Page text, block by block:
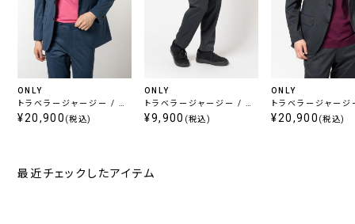
ONLY
トラベラージャージー / セ
ットアップジャケット ブルー
¥20,900 (税込)
ONLY
トラベラージャージー / セ
ットアップパンツ チャコー
¥9,900 (税込)
ONLY
トラベラージャー
ットアップジャケッ
¥20,900 (税込)
最近チェックしたアイテム